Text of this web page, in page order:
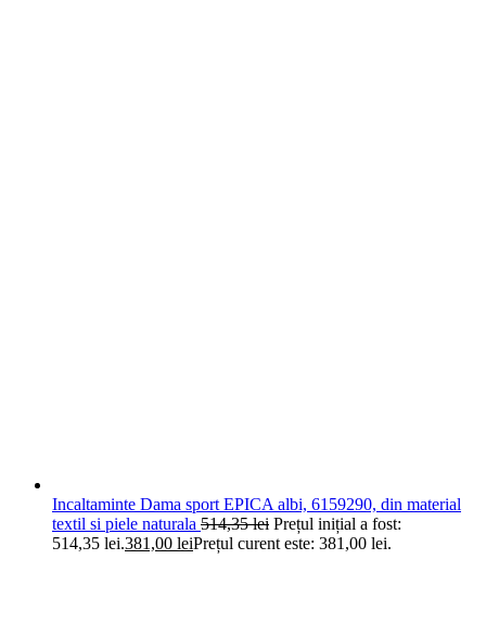
Incaltaminte Dama sport EPICA albi, 6159290, din material
textil si piele naturala 514,35lei Prețul inițial a fost:
514,35 lei.381,00 leiPrețul curent este: 381,00 lei.